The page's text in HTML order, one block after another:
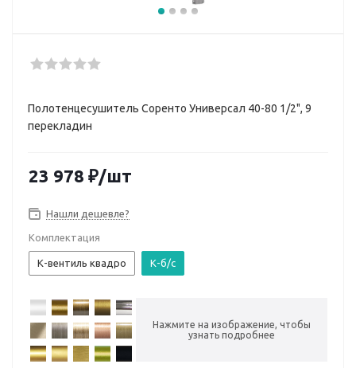
Полотенцесушитель Соренто Универсал 40-80 1/2", 9
перекладин
23 978 ₽/шт
Нашли дешевле?
Комплектация
К-вентиль квадро К-б/с
Нажмите на изображение, чтобы
узнать подробнее